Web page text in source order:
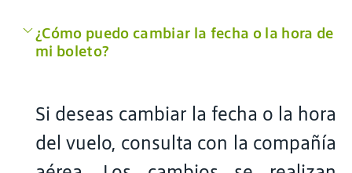
¿Cómo puedo cambiar la fecha o la hora de
mi boleto?
Si deseas cambiar la fecha o la hora
del vuelo, consulta con la compañía